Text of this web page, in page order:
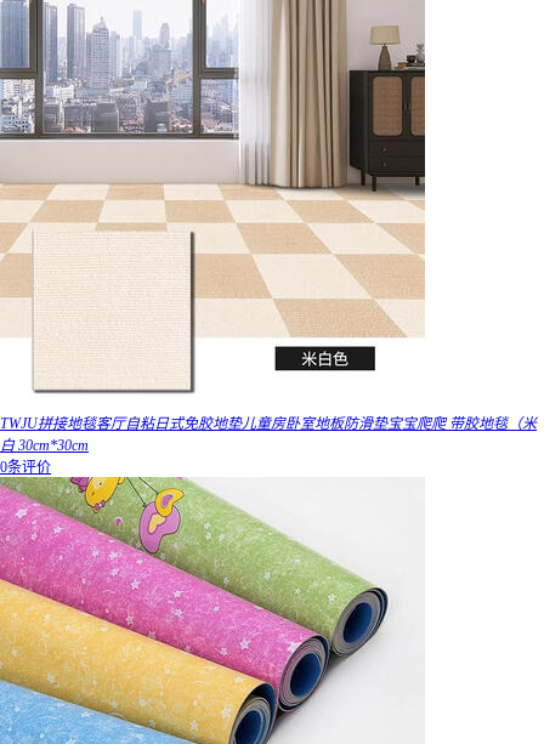
TWJU拼接地毯客厅自粘日式免胶地垫儿童房卧室地板防滑垫宝宝爬爬 带胶地毯（米
白 30cm*30cm
0条评价